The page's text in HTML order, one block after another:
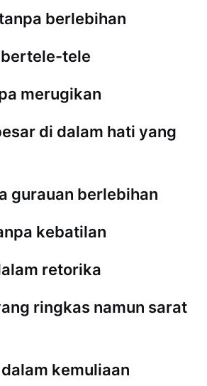
berlebihan
tele
merugikan
di dalam hati yang
gurauan berlebihan
kebatilan
retorika
ringkas namun sarat
kemuliaan